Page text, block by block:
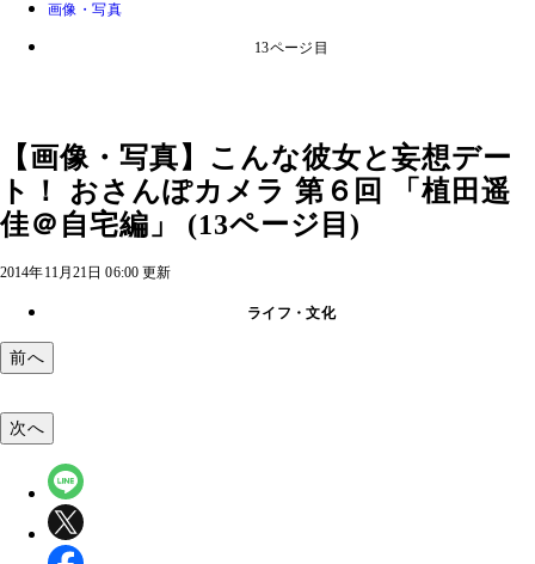
画像・写真
13ページ目
【画像・写真】こんな彼女と妄想デー
ト！ おさんぽカメラ 第６回 「植田遥
佳＠自宅編」 (13ページ目)
2014年11月21日 06:00 更新
ライフ・文化
前へ
次へ